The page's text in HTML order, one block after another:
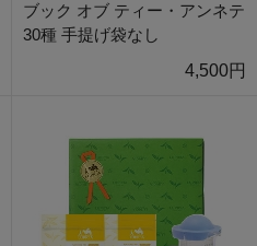
ブック オブ ティー・アンネテ
30種 手提げ袋なし
4,500円